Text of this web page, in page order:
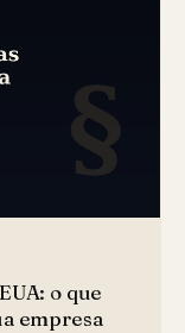
o que
empresa